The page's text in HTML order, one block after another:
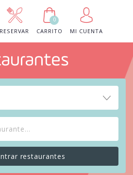
RESERVAR
0
CARRITO
MI CUENTA